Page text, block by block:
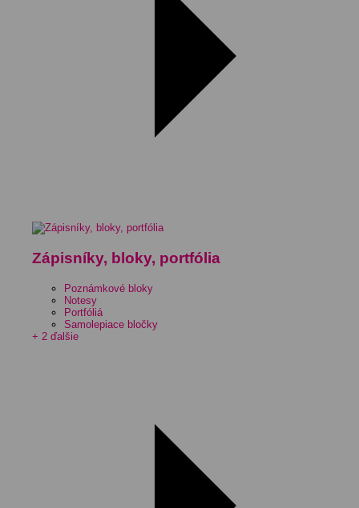
Zápisníky, bloky, portfólia
Poznámkové bloky
Notesy
Portfóliá
Samolepiace bločky
+ 2 ďalšie